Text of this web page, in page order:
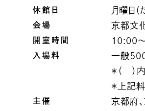
休館日 月曜日
会場 京都文
開室時間 10:00
入場料
一般500
＊（ ）
＊上記
主催 京都府